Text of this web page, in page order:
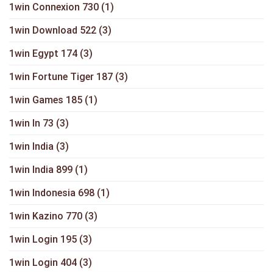
1win Connexion 730 (1)
1win Download 522 (3)
1win Egypt 174 (3)
1win Fortune Tiger 187 (3)
1win Games 185 (1)
1win In 73 (3)
1win India (3)
1win India 899 (1)
1win Indonesia 698 (1)
1win Kazino 770 (3)
1win Login 195 (3)
1win Login 404 (3)